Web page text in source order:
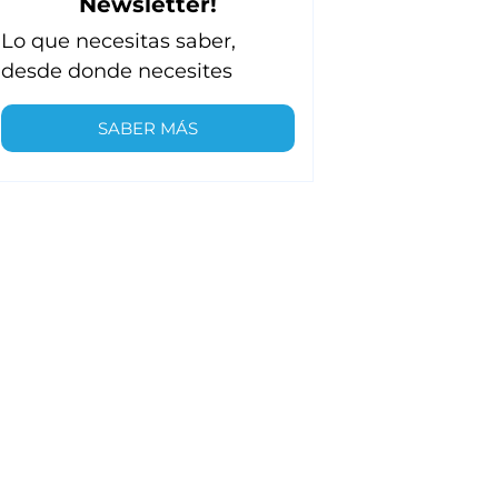
Lo que necesitas saber,
desde donde necesites
SABER MÁS